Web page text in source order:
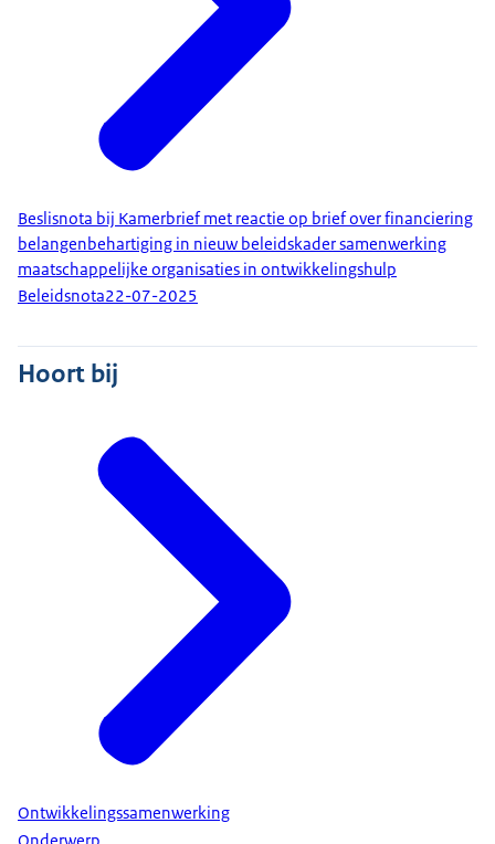
Beslisnota bij Kamerbrief met reactie op brief over financiering
belangenbehartiging in nieuw beleidskader samenwerking
maatschappelijke organisaties in ontwikkelingshulp
Beleidsnota22-07-2025
Hoort bij
Ontwikkelingssamenwerking